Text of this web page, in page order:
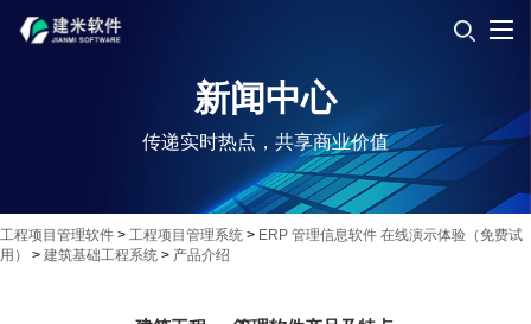
新闻中心
传递实时热点，共享商业价值
工程项目管理软件 > 工程项目管理系统 > ERP 管理信息软件 在线演示体验（免费试
用）
> 建筑基础工程系统 > 产品介绍